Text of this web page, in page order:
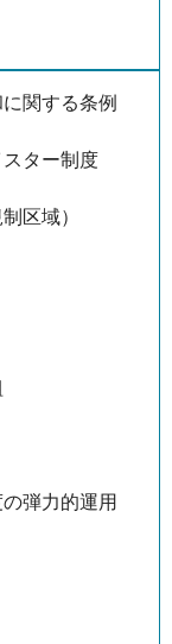
関する条例
ター制度
区域）
弾力的運用